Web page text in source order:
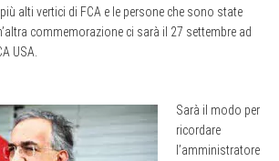
alti vertici di FCA e le persone che sono state
commemorazione ci sarà il 27 settembre ad
USA.
Sarà il modo per
ricordare
l’amministratore